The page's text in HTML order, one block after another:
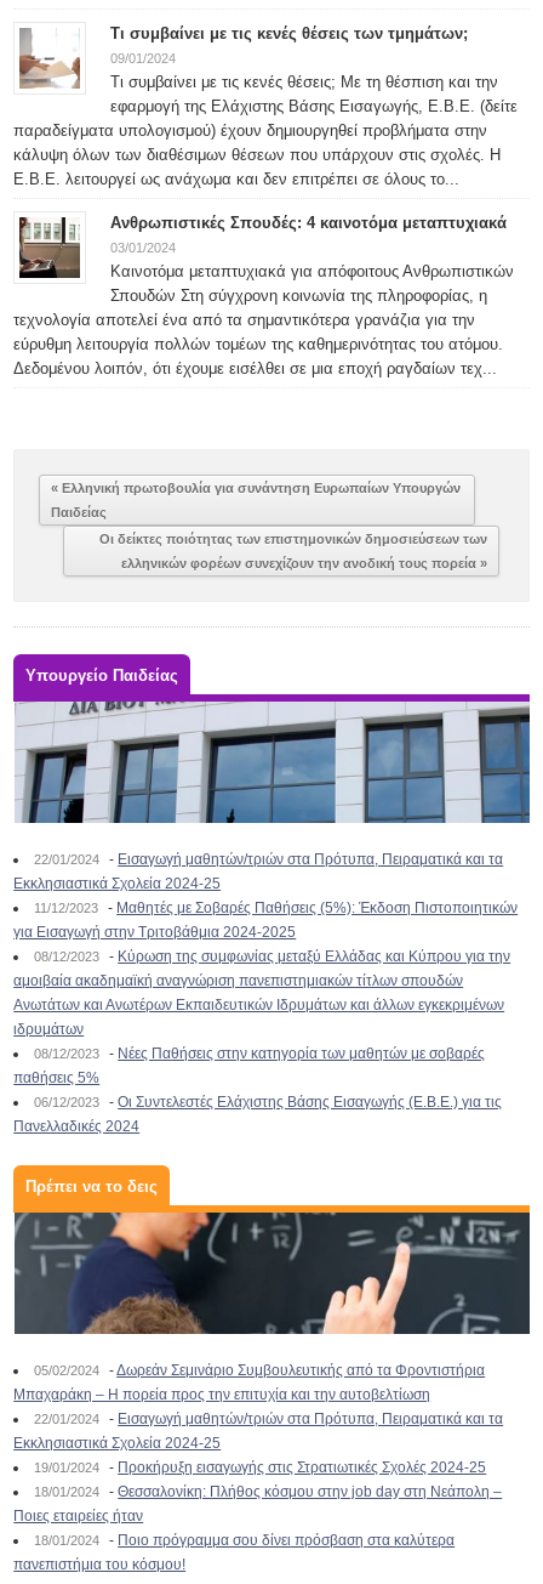
Τι συμβαίνει με τις κενές θέσεις των τμημάτων;
09/01/2024
Τι συμβαίνει με τις κενές θέσεις; Με τη θέσπιση και την
εφαρμογή της Ελάχιστης Βάσης Εισαγωγής, Ε.Β.Ε. (δείτε
παραδείγματα υπολογισμού) έχουν δημιουργηθεί προβλήματα στην
κάλυψη όλων των διαθέσιμων θέσεων που υπάρχουν στις σχολές. Η
Ε.Β.Ε. λειτουργεί ως ανάχωμα και δεν επιτρέπει σε όλους το...
Ανθρωπιστικές Σπουδές: 4 καινοτόμα μεταπτυχιακά
03/01/2024
Καινοτόμα μεταπτυχιακά για απόφοιτους Ανθρωπιστικών
Σπουδών Στη σύγχρονη κοινωνία της πληροφορίας, η
τεχνολογία αποτελεί ένα από τα σημαντικότερα γρανάζια για την
εύρυθμη λειτουργία πολλών τομέων της καθημερινότητας του ατόμου.
Δεδομένου λοιπόν, ότι έχουμε εισέλθει σε μια εποχή ραγδαίων τεχ...
« Ελληνική πρωτοβουλία για συνάντηση Ευρωπαίων Υπουργών
Παιδείας
Οι δείκτες ποιότητας των επιστημονικών δημοσιεύσεων των
ελληνικών φορέων συνεχίζουν την ανοδική τους πορεία »
Υπουργείο Παιδείας
22/01/2024 - Εισαγωγή μαθητών/τριών στα Πρότυπα, Πειραματικά και τα
Εκκλησιαστικά Σχολεία 2024-25
11/12/2023 - Μαθητές με Σοβαρές Παθήσεις (5%): Έκδοση Πιστοποιητικών
για Εισαγωγή στην Τριτοβάθμια 2024-2025
08/12/2023 - Κύρωση της συμφωνίας μεταξύ Ελλάδας και Κύπρου για την
αμοιβαία ακαδημαϊκή αναγνώριση πανεπιστημιακών τίτλων σπουδών
Ανωτάτων και Ανωτέρων Εκπαιδευτικών Ιδρυμάτων και άλλων εγκεκριμένων
ιδρυμάτων
08/12/2023 - Νέες Παθήσεις στην κατηγορία των μαθητών με σοβαρές
παθήσεις 5%
06/12/2023 -Οι Συντελεστές Ελάχιστης Βάσης Εισαγωγής (Ε.Β.Ε.) για τις
Πανελλαδικές 2024
Πρέπει να το δεις
05/02/2024 -Δωρεάν Σεμινάριο Συμβουλευτικής από τα Φροντιστήρια
Μπαχαράκη – Η πορεία προς την επιτυχία και την αυτοβελτίωση
22/01/2024 - Εισαγωγή μαθητών/τριών στα Πρότυπα, Πειραματικά και τα
Εκκλησιαστικά Σχολεία 2024-25
19/01/2024 - Προκήρυξη εισαγωγής στις Στρατιωτικές Σχολές 2024-25
18/01/2024 -Θεσσαλονίκη: Πλήθος κόσμου στην job day στη Νεάπολη –
Ποιες εταιρείες ήταν
18/01/2024 - Ποιο πρόγραμμα σου δίνει πρόσβαση στα καλύτερα
πανεπιστήμια του κόσμου!